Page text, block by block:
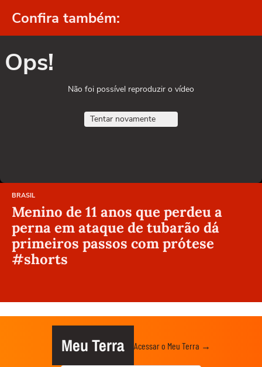
Confira também:
Ops!
Não foi possível reproduzir o vídeo
Tentar novamente
BRASIL
Menino de 11 anos que perdeu a
perna em ataque de tubarão dá
primeiros passos com prótese
#shorts
Meu Terra Acessar o Meu Terra →